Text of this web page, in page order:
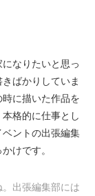
なりたいと思っ
ばかりしていま
に描いた作品を
格的に仕事とし
ントの出張編集
けです。
出張編集部には